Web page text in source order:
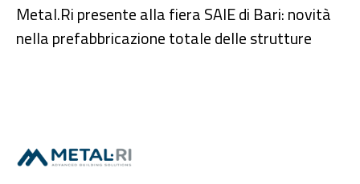
Metal.Ri presente alla fiera SAIE di Bari: novità
nella prefabbricazione totale delle strutture